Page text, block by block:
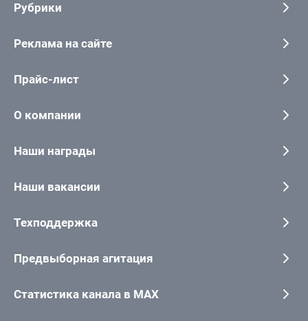
Рубрики
Реклама на сайте
Прайс-лист
О компании
Наши награды
Наши вакансии
Техподдержка
Предвыборная агитация
Статистика канала в MAX